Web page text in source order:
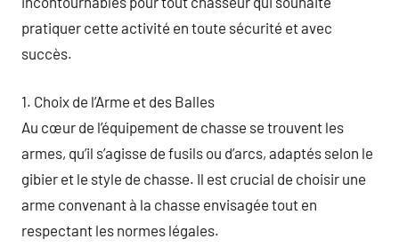
pratiquer cette activité en toute sécurité et avec
succès.
1. Choix de l’Arme et des Balles
Au cœur de l’équipement de chasse se trouvent les
armes, qu’il s’agisse de fusils ou d’arcs, adaptés selon le
gibier et le style de chasse. Il est crucial de choisir une
arme convenant à la chasse envisagée tout en
respectant les normes légales.